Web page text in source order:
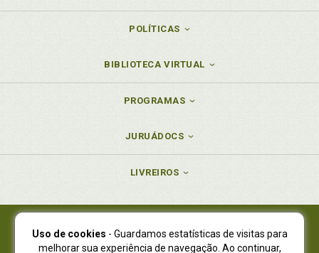
POLÍTICAS
BIBLIOTECA VIRTUAL
PROGRAMAS
JURUÁDOCS
LIVREIROS
Juruá Editora Ltda., CNPJ 77.535.508/0001-19
Uso de cookies - Guardamos estatísticas de visitas para
melhorar sua experiência de navegação. Ao continuar,